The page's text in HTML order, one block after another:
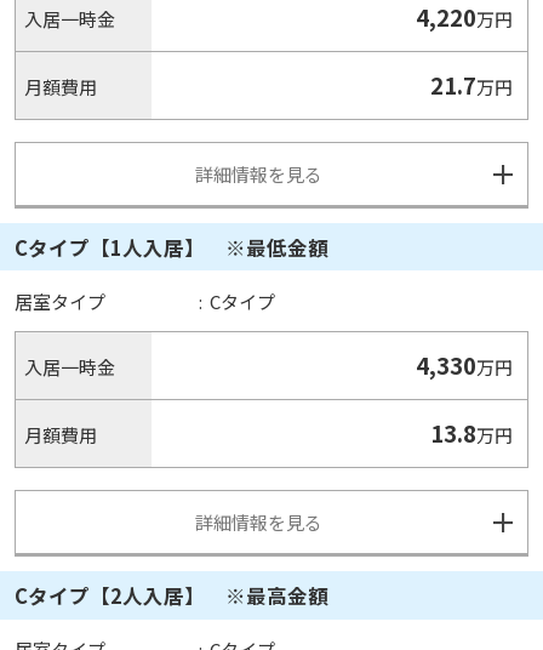
入居一時金 4,220万円
月額費用 21.7万円
詳細情報を見る
Cタイプ【1人入居】 ※最低金額
居室タイプ : Cタイプ
入居一時金 4,330万円
月額費用 13.8万円
詳細情報を見る
Cタイプ【2人入居】 ※最高金額